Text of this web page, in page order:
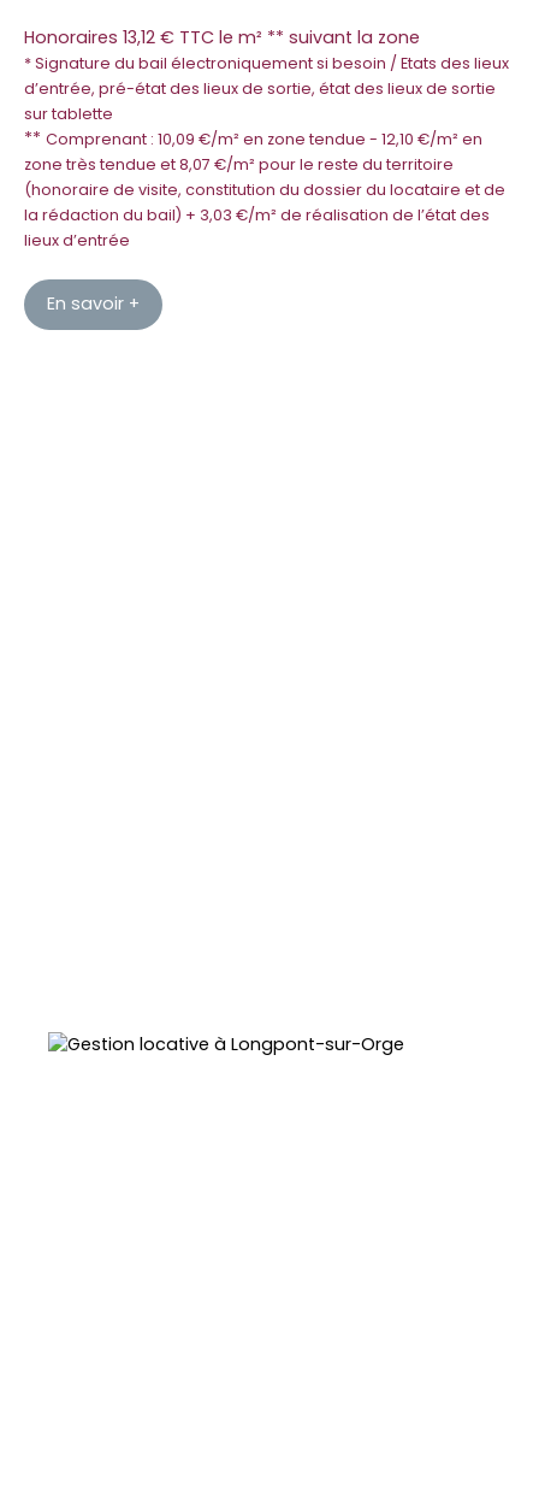
Honoraires 13,12 € TTC le m² ** suivant la zone
* Signature du bail électroniquement si besoin / Etats des lieux
d’entrée, pré-état des lieux de sortie, état des lieux de sortie
sur tablette
** Comprenant : 10,09 €/m² en zone tendue - 12,10 €/m² en
zone très tendue et 8,07 €/m² pour le reste du territoire
(honoraire de visite, constitution du dossier du locataire et de
la rédaction du bail) + 3,03 €/m² de réalisation de l’état des
lieux d’entrée
En savoir +